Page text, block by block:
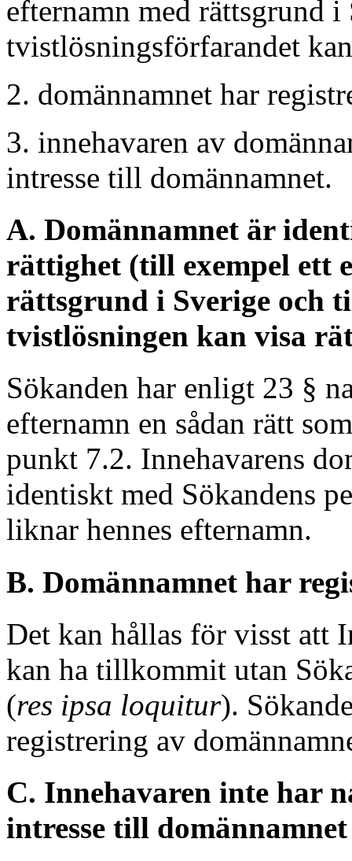
efternamn med rättsgrund
tvistlösningsförfarandet
2. domännamnet har
3. innehavaren av
intresse till domännamnet.
A. Domännamnet är
rättighet (till exempel ett
rättsgrund i Sverige och
tvistlösningen kan visa
Sökanden har enligt 23 §
efternamn en sådan rätt
punkt 7.2. Innehavarens
identiskt med Sökandens
liknar hennes efternamn.
B. Domännamnet har
Det kan hållas för visst att
kan ha tillkommit utan
(res ipsa loquitur).
registrering av
C. Innehavaren inte har
intresse till domännamnet